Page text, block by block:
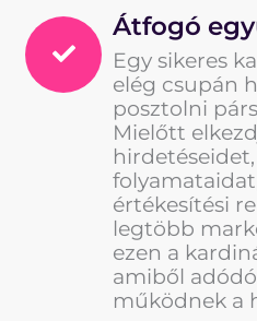
Átfogó
Egy sikeres
elég csupán
posztolni
Mielőtt
értékesítési
legtöbb
ezen a
amiből
működnek a